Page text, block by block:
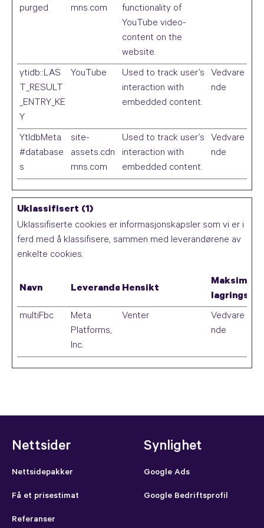
purged mns.com
functionality of
YouTube video-
content on the
website.
ytidb::LAS
T_RESULT
_ENTRY_KE
Y
YouTube
Used to track user’s
interaction with
embedded content.
Vedvare
nde
YtIdbMeta
#database
s
site-
assets.cdn
mns.com
Used to track user’s
interaction with
embedded content.
Vedvare
nde
Uklassifisert (1)
Uklassifiserte cookies er informasjonskapsler som vi er i
ferd med å klassifisere, sammen med leverandørene av
enkelte cookies.
Navn LeverandørHensikt
Maksimal
multiFbc
Meta
Platforms,
Inc.
Venter
Vedvare
nde
Nettsider
Nettsidepakker
Få et prisestimat
Referanser
Synlighet
Google Ads
Google Bedriftsprofil